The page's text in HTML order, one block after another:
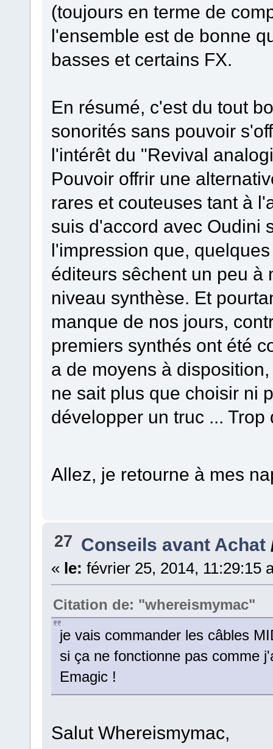
(toujours en terme de
l'ensemble est de bonne
basses et certains FX.
En résumé, c'est du tout
sonorités sans pouvoir
l'intérêt du "Revival
Pouvoir offrir une
rares et couteuses tant à
suis d'accord avec Oudini
l'impression que,
éditeurs sêchent un peu à
niveau synthèse. Et
manque de nos jours,
premiers synthés ont été
a de moyens à
ne sait plus que choisir ni
développer un truc ...
Allez, je retourne à mes
27 Conseils avant Achat
« le: février 25, 2014, 11:29:15
Citation de: "whereismymac"
je vais commander les câbles
si ça ne fonctionne pas comme
Emagic !
Salut Whereismymac,